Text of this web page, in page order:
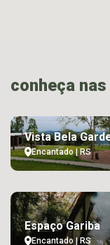
conheça
Vista Bela
Encantado | RS
Espaço Gariba
Encantado | RS